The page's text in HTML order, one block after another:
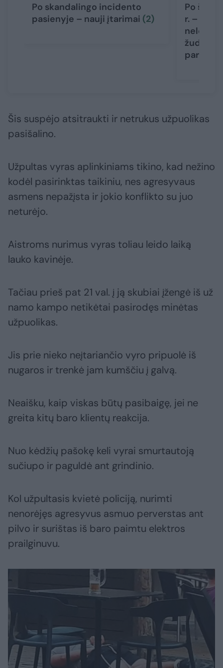
Po skandalingo incidento
pasienyje – nauji įtarimai (2)
Po
r. –
žudikas
Šis suspėjo atsitraukti ir netrukus užpuolikas
pasišalino.
Užpultas vyras aplinkiniams tikino, kad nežino
kodėl pasirinktas taikiniu, nes agresyvaus
asmens nepažįsta ir jokio konflikto su juo
neturėjo.
Aistroms nurimus vyras toliau leido laiką
lauko kavinėje.
Tačiau prieš pat 21 val. į ją skubiai įžengė iš už
namo kampo netikėtai pasirodęs minėtas
užpuolikas.
Jis prie nieko neįtariančio vyro pripuolė iš
nugaros ir trenkė jam kumščiu į galvą.
Neaišku, kaip viskas būtų pasibaigę, jei ne
greita kitų baro klientų reakcija.
Nuo kėdžių pašokę keli vyrai smurtautoją
sučiupo ir paguldė ant grindinio.
Kol užpultasis kvietė policiją, nurimti
nenorėjęs agresyvus asmuo perverstas ant
pilvo ir surištas iš baro paimtu elektros
prailginuvu.